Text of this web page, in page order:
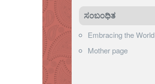
ಸಂಬಂಧಿತ
Embracing the World
Mother page